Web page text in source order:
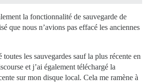
la fonctionnalité de sauvegarde de
que nous n’avions pas effacé les anciennes
les sauvegardes sauf la plus récente en
et j’ai également téléchargé la
sur mon disque local. Cela me ramène à